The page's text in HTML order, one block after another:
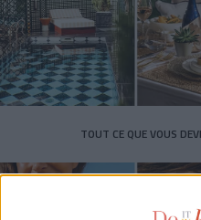
TOUT CE QUE VOUS